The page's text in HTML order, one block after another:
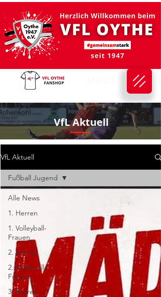
VfL Aktuell
VfL Aktuell
Alle News
1. Herren
1. Volleyball-
Frauen
2. Herren
2. Volleyball-
Frauen
3. Herren
Fußball Jugend